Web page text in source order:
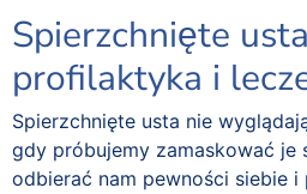
Spierzchnięte
profilaktyka i
Spierzchnięte usta nie
gdy próbujemy zamaskować je
odbierać nam pewności siebie